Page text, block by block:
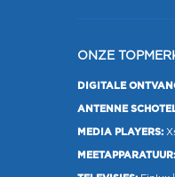
ONZE
DIGITALE
ANTENNE
MEDIA PLAYERS:
MEETAPPARATUUR: